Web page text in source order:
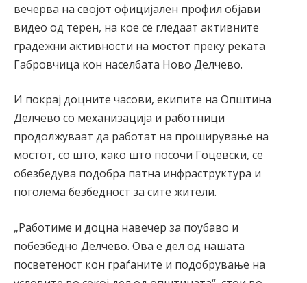
вечерва на својот официјален профил објави
видео од терен, на кое се гледаат активните
градежни активности на мостот преку реката
Габровчица кон населбата Ново Делчево.
И покрај доцните часови, екипите на Општина
Делчево со механизација и работници
продолжуваат да работат на проширување на
мостот, со што, како што посочи Гоцевски, се
обезбедува подобра патна инфраструктура и
поголема безбедност за сите жители.
„Работиме и доцна навечер за поубаво и
побезбедно Делчево. Ова е дел од нашата
посветеност кон граѓаните и подобрување на